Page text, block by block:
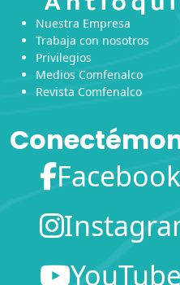
Nuestra Empresa
Trabaja con nosotros
Privilegios
Medios Comfenalco
Revista Comfenalco
Facebook
YouTube